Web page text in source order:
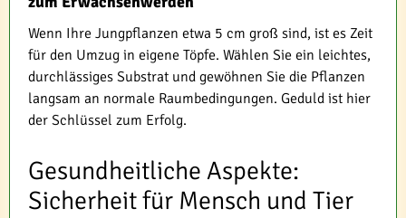
Wenn Ihre Jungpflanzen etwa 5 cm groß sind, ist es Zeit
für den Umzug in eigene Töpfe. Wählen Sie ein leichtes,
durchlässiges Substrat und gewöhnen Sie die Pflanzen
langsam an normale Raumbedingungen. Geduld ist hier
der Schlüssel zum Erfolg.
Gesundheitliche Aspekte:
Sicherheit für Mensch und Tier